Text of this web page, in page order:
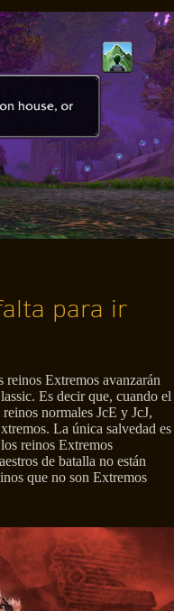
para ir
reinos Extremos avanzarán
Es decir que, cuando el
normales JcE y JcJ,
La única salvedad es
reinos Extremos
de batalla no están
que no son Extremos